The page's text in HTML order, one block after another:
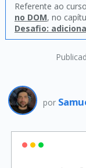
Referente ao curso
no DOM, no
Desafio:
por